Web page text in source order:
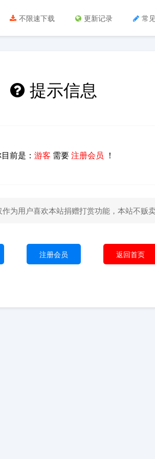
不限速下载 更新记录 常
提示信息
前是： 游客 需要注册会员 ！
为用户喜欢本站捐赠打赏功能，本站不贩
注册会员 返回首页